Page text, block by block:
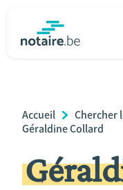
Relations et vivre
Héritage et donations
Accueil
Chercher
Géraldine Collard